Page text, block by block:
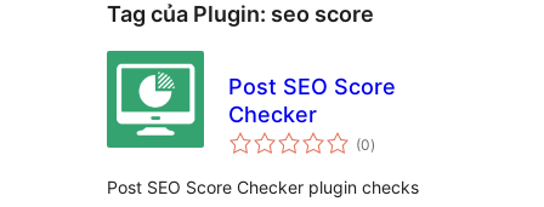
Tag của Plugin: seo score
Post SEO Score
Checker
(0tổng
đánh
)
Post SEO Score Checker plugin checks